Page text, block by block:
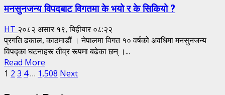
मनसुनजन्य विपदबाट विगतमा के भयो र के सिकियो ?
HT २०८२ असार १९, बिहीबार ०८:२२
प्रगति ढकाल, काठमाडौं । नेपालमा विगत १० वर्षको अवधिमा मनसुनजन्य
विपद्का घटनाहरू तीव्र रूपमा बढेका छन् ।...
Read More
more
Posts
1 2 3 4… 1,508 Next